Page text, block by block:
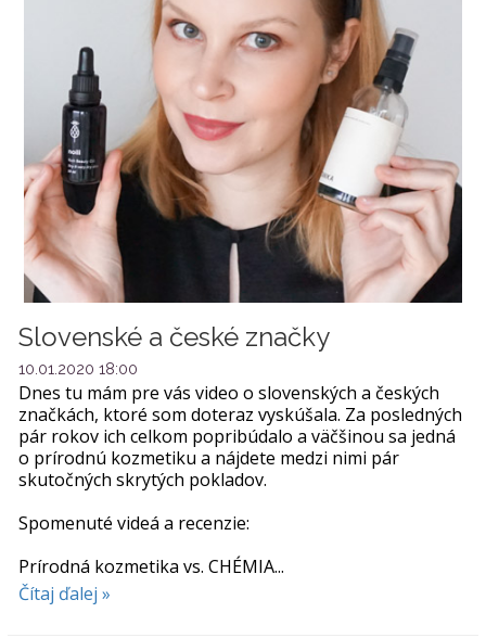
Slovenské a české značky
10.01.2020 18:00
Dnes tu mám pre vás video o slovenských a českých
značkách, ktoré som doteraz vyskúšala. Za posledných
pár rokov ich celkom popribúdalo a väčšinou sa jedná
o prírodnú kozmetiku a nájdete medzi nimi pár
skutočných skrytých pokladov.
Spomenuté videá a recenzie:
Prírodná kozmetika vs. CHÉMIA...
Čítaj ďalej »